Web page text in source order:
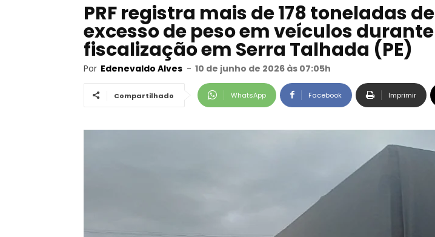
PRF registra mais de 178 toneladas de
excesso de peso em veículos durante
fiscalização em Serra Talhada (PE)
Por Edenevaldo Alves - 10 de junho de 2026 às 07:05h
Compartilhado WhatsApp Facebook Imprimir